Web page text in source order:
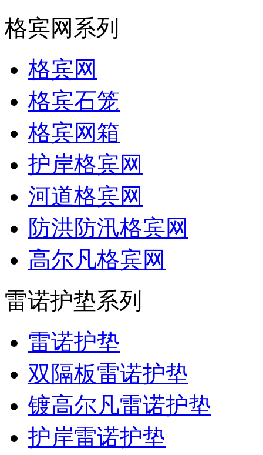
格宾网系列
格宾网
格宾石笼
格宾网箱
护岸格宾网
河道格宾网
防洪防汛格宾网
高尔凡格宾网
雷诺护垫系列
雷诺护垫
双隔板雷诺护垫
镀高尔凡雷诺护垫
护岸雷诺护垫